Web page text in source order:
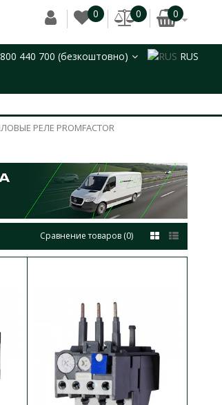
0 0 0
440 700 (безкоштовно) RUS
РЕЛЕ PROMFACTOR
Сравнение товаров (0)
В сравнения
В закладки